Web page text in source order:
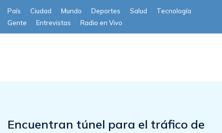
País Ciudad Mundo Deportes Salud
Tecnología
Gente
Entrevistas Radio en Vivo
Encuentran túnel para el tráfico de